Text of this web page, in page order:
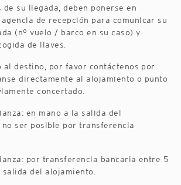
de su llegada, deben ponerse en
de recepción para comunicar su
(nº vuelo / barco en su caso) y
de llaves.
al destino, por favor contáctenos por
directamente al alojamiento o punto
concertado.
en mano a la salida del
ser posible por transferencia
por transferencia bancaria entre 5
del alojamiento.